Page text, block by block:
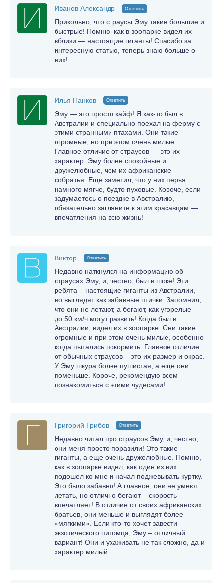
Иванов Александр Ответить
Прикольно, что страусы Эму такие большие и
быстрые! Помню, как в зоопарке видел их
вблизи — настоящие гиганты! Спасибо за
интересную статью, теперь знаю больше о
них!
Илья Панков Ответить
Эму — это просто кайф! Я как-то был в
Австралии и специально поехал на ферму с
этими странными птахами. Они такие
огромные, но при этом очень милые.
Главное отличие от страусов — это их
характер. Эму более спокойные и
дружелюбные, чем их африканские
собратья. Еще заметил, что у них перья
намного мягче, будто пуховые. Короче, если
задумаетесь о поездке в Австралию,
обязательно загляните к этим красавцам —
впечатления на всю жизнь!
Виктор Ответить
Недавно наткнулся на информацию об
страусах Эму, и, честно, был в шоке! Эти
ребята – настоящие гиганты из Австралии,
но выглядят как забавные птички. Запомнил,
что они не летают, а бегают, как угорелые –
до 50 км/ч могут развить! Когда был в
Австралии, видел их в зоопарке. Они такие
огромные и при этом очень милые, особенно
когда пытались покормить. Главное отличие
от обычных страусов – это их размер и окрас.
У Эму шкура более пушистая, а еще они
поменьше. Короче, рекомендую всем
познакомиться с этими чудесами!
Григорий Грибов Ответить
Недавно читал про страусов Эму, и, честно,
они меня просто поразили! Это такие
гиганты, а еще очень дружелюбные. Помню,
как в зоопарке видел, как один из них
подошел ко мне и начал поджевывать куртку.
Это было забавно! А главное, они не умеют
летать, но отлично бегают – скорость
впечатляет! В отличие от своих африканских
братьев, они меньше и выглядят более
«мягкими». Если кто-то хочет завести
экзотического питомца, Эму – отличный
вариант! Они и ухаживать не так сложно, да и
характер милый.